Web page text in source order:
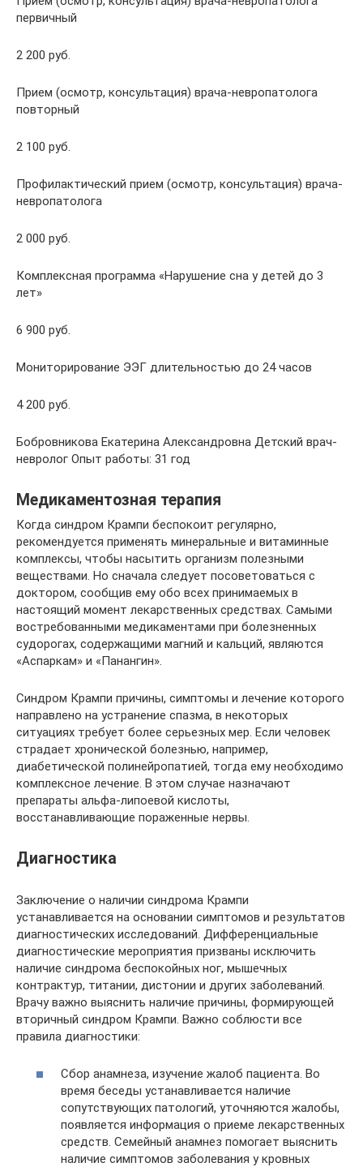
первичный
2 200 руб.
Прием (осмотр, консультация) врача-невропатолога
повторный
2 100 руб.
Профилактический прием (осмотр, консультация) врача-
невропатолога
2 000 руб.
Комплексная программа «Нарушение сна у детей до 3
лет»
6 900 руб.
Мониторирование ЭЭГ длительностью до 24 часов
4 200 руб.
Бобровникова Екатерина Александровна Детский врач-
невролог Опыт работы: 31 год
Медикаментозная терапия
Когда синдром Крампи беспокоит регулярно,
рекомендуется применять минеральные и витаминные
комплексы, чтобы насытить организм полезными
веществами. Но сначала следует посоветоваться с
доктором, сообщив ему обо всех принимаемых в
настоящий момент лекарственных средствах. Самыми
востребованными медикаментами при болезненных
судорогах, содержащими магний и кальций, являются
«Аспаркам» и «Панангин».
Синдром Крампи причины, симптомы и лечение которого
направлено на устранение спазма, в некоторых
ситуациях требует более серьезных мер. Если человек
страдает хронической болезнью, например,
диабетической полинейропатией, тогда ему необходимо
комплексное лечение. В этом случае назначают
препараты альфа-липоевой кислоты,
восстанавливающие пораженные нервы.
Диагностика
Заключение о наличии синдрома Крампи
устанавливается на основании симптомов и результатов
диагностических исследований. Дифференциальные
диагностические мероприятия призваны исключить
наличие синдрома беспокойных ног, мышечных
контрактур, титании, дистонии и других заболеваний.
Врачу важно выяснить наличие причины, формирующей
вторичный синдром Крампи. Важно соблюсти все
правила диагностики:
Сбор анамнеза, изучение жалоб пациента. Во
время беседы устанавливается наличие
сопутствующих патологий, уточняются жалобы,
появляется информация о приеме лекарственных
средств. Семейный анамнез помогает выяснить
наличие симптомов заболевания у кровных